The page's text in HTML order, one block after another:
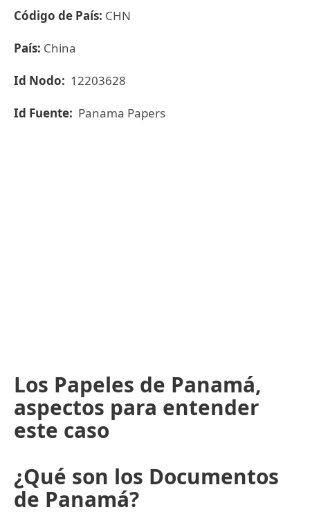
Código de País: CHN
País: China
Id Nodo: 12203628
Id Fuente: Panama Papers
Los Papeles de Panamá,
aspectos para entender
este caso
¿Qué son los Documentos
de Panamá?